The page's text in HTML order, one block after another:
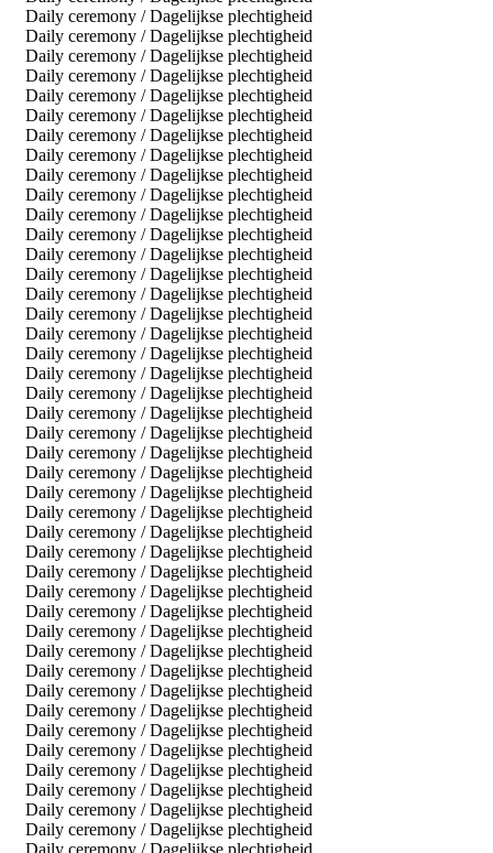
Daily ceremony / Dagelijkse plechtigheid
Daily ceremony / Dagelijkse plechtigheid
Daily ceremony / Dagelijkse plechtigheid
Daily ceremony / Dagelijkse plechtigheid
Daily ceremony / Dagelijkse plechtigheid
Daily ceremony / Dagelijkse plechtigheid
Daily ceremony / Dagelijkse plechtigheid
Daily ceremony / Dagelijkse plechtigheid
Daily ceremony / Dagelijkse plechtigheid
Daily ceremony / Dagelijkse plechtigheid
Daily ceremony / Dagelijkse plechtigheid
Daily ceremony / Dagelijkse plechtigheid
Daily ceremony / Dagelijkse plechtigheid
Daily ceremony / Dagelijkse plechtigheid
Daily ceremony / Dagelijkse plechtigheid
Daily ceremony / Dagelijkse plechtigheid
Daily ceremony / Dagelijkse plechtigheid
Daily ceremony / Dagelijkse plechtigheid
Daily ceremony / Dagelijkse plechtigheid
Daily ceremony / Dagelijkse plechtigheid
Daily ceremony / Dagelijkse plechtigheid
Daily ceremony / Dagelijkse plechtigheid
Daily ceremony / Dagelijkse plechtigheid
Daily ceremony / Dagelijkse plechtigheid
Daily ceremony / Dagelijkse plechtigheid
Daily ceremony / Dagelijkse plechtigheid
Daily ceremony / Dagelijkse plechtigheid
Daily ceremony / Dagelijkse plechtigheid
Daily ceremony / Dagelijkse plechtigheid
Daily ceremony / Dagelijkse plechtigheid
Daily ceremony / Dagelijkse plechtigheid
Daily ceremony / Dagelijkse plechtigheid
Daily ceremony / Dagelijkse plechtigheid
Daily ceremony / Dagelijkse plechtigheid
Daily ceremony / Dagelijkse plechtigheid
Daily ceremony / Dagelijkse plechtigheid
Daily ceremony / Dagelijkse plechtigheid
Daily ceremony / Dagelijkse plechtigheid
Daily ceremony / Dagelijkse plechtigheid
Daily ceremony / Dagelijkse plechtigheid
Daily ceremony / Dagelijkse plechtigheid
Daily ceremony / Dagelijkse plechtigheid
Daily ceremony / Dagelijkse plechtigheid